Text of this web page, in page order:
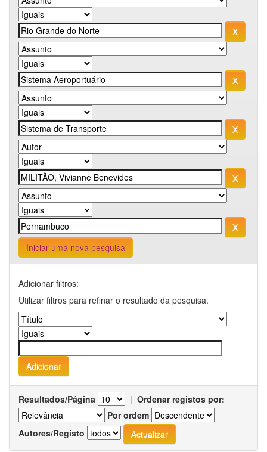
Iniciar uma nova pesquisa
Adicionar filtros:
Utilizar filtros para refinar o resultado da pesquisa.
Resultados/Página | Ordenar registos por:
Por ordem
Autores/Registo